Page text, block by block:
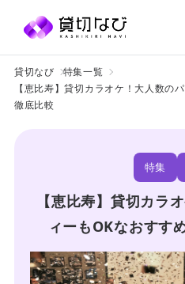
貸切なび
特集一覧
【恵比寿】貸切カラオケ！大人数の
徹底比較
特集
【恵比寿】貸切カラ
ィーもOKなおすす